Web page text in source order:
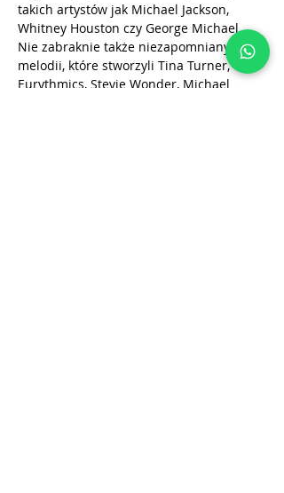
takich artystów jak Michael Jackson,
Whitney Houston czy George Michael.
Nie zabraknie także niezapomnianych
melodii, które stworzyli Tina Turner,
Eurythmics, Stevie Wonder, Michael